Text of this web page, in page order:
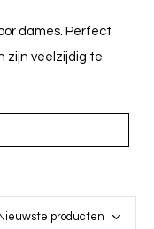
dames. Perfect
zijn veelzijdig te